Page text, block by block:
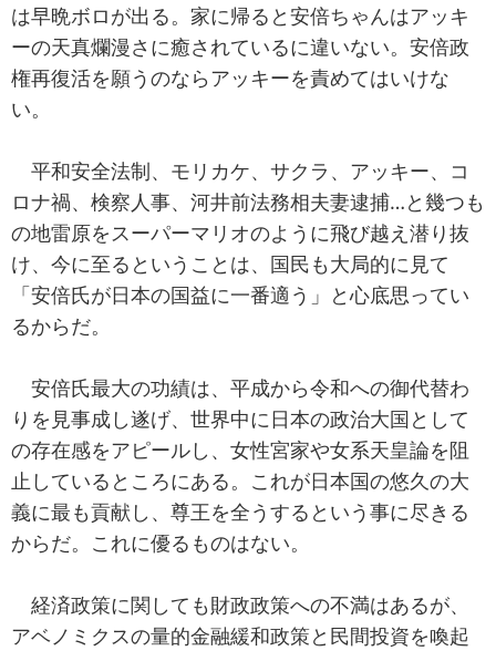
は早晩ボロが出る。家に帰ると安倍ちゃんはアッキ
ーの天真爛漫さに癒されているに違いない。安倍政
権再復活を願うのならアッキーを責めてはいけな
い。
平和安全法制、モリカケ、サクラ、アッキー、コ
ロナ禍、検察人事、河井前法務相夫妻逮捕…と幾つも
の地雷原をスーパーマリオのように飛び越え潜り抜
け、今に至るということは、国民も大局的に見て
「安倍氏が日本の国益に一番適う」と心底思ってい
るからだ。
安倍氏最大の功績は、平成から令和への御代替わ
りを見事成し遂げ、世界中に日本の政治大国として
の存在感をアピールし、女性宮家や女系天皇論を阻
止しているところにある。これが日本国の悠久の大
義に最も貢献し、尊王を全うするという事に尽きる
からだ。これに優るものはない。
経済政策に関しても財政政策への不満はあるが、
アベノミクスの量的金融緩和政策と民間投資を喚起